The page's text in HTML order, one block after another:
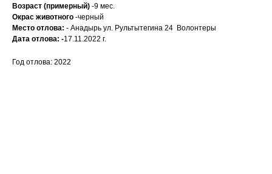
Возраст (примерный) -9 мес.
Окрас животного -черный
Место отлова: - Анадырь ул. Рультытегина 24 Волонтеры
Дата отлова: -17.11.2022 г.
Год отлова: 2022